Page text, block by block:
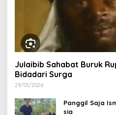
Julaibib Sahabat Buruk
Bidadari Surga
29/01/2026
Panggil Saja
sia